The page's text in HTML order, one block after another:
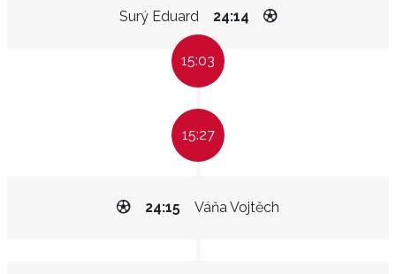
Surý Eduard 24:14
15:03
15:27
Váňa Vojtěch
24:15